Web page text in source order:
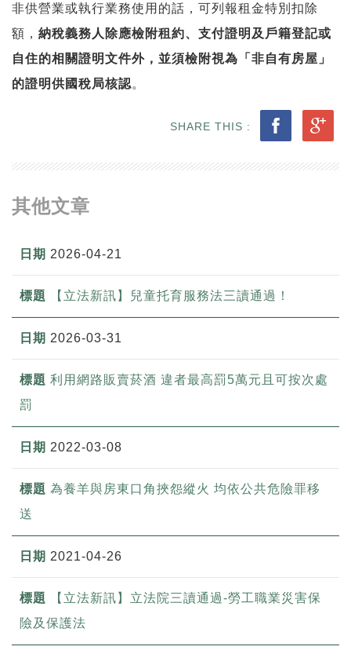
非供營業或執行業務使用的話，可列報租金特別扣除
額， 納稅義務人除應檢附租約、支付證明及戶籍登記或
自住的相關證明文件外，並須檢附視為「非自有房屋」
的證明供國稅局核認。
SHARE THIS :
其他文章
2026-04-21
【立法新訊】兒童托育服務法三讀通過！
2026-03-31
利用網路販賣菸酒 違者最高罰5萬元且可按次處
罰
2022-03-08
為養羊與房東口角挾怨縱火 均依公共危險罪移
送
2021-04-26
【立法新訊】立法院三讀通過-勞工職業災害保
險及保護法